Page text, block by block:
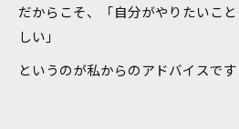
だからこそ、「自分がやりたいこ
しい」
というのが私からのアドバイスです